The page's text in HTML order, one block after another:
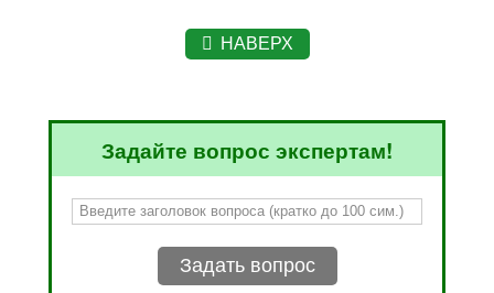
НАВЕРХ
Задайте вопрос экспертам!
Задать вопрос